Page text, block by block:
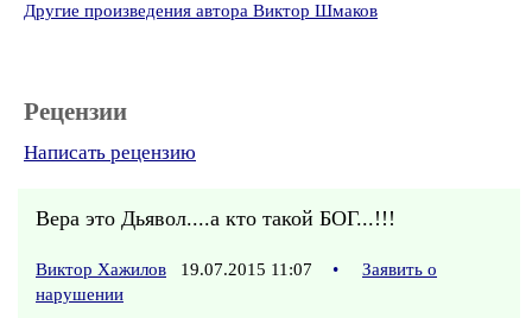
Другие произведения автора Виктор Шмаков
Рецензии
Написать рецензию
Вера это Дьявол....а кто такой БОГ...!!!
Виктор Хажилов 19.07.2015 11:07 •
Заявить о
нарушении